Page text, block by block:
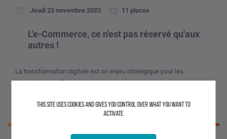
Jeudi 23 novembre 2023 11 places
L'e-Commerce, ce n'est pas réservé qu'aux
autres !
La transformation digitale est un enjeu stratégique pour les
entreprises, quelle que...
VOIR LE DÉTAIL
This site uses cookies and gives you control over what you want to
activate